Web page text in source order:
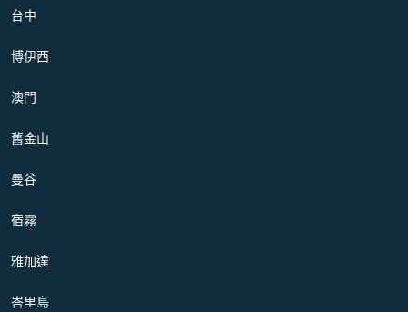
台中
博伊西
澳門
舊金山
曼谷
宿霧
雅加達
峇里島